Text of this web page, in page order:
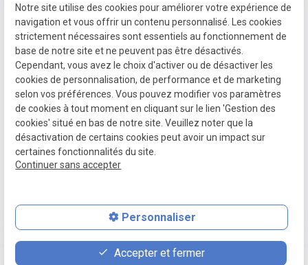
Mentions
légales
Politique de
confidentialité
Plan du site
Gestion des
cookies
Honoraires
SIRET :50016926300018
contact_page phone
Notre site utilise des cookies pour améliorer votre expérience de
navigation et vous offrir un contenu personnalisé. Les cookies
strictement nécessaires sont essentiels au fonctionnement de
base de notre site et ne peuvent pas être désactivés.
Cependant, vous avez le choix d'activer ou de désactiver les
cookies de personnalisation, de performance et de marketing
selon vos préférences. Vous pouvez modifier vos paramètres
de cookies à tout moment en cliquant sur le lien 'Gestion des
cookies' situé en bas de notre site. Veuillez noter que la
désactivation de certains cookies peut avoir un impact sur
certaines fonctionnalités du site.
Continuer sans accepter
Personnaliser
Accepter et fermer